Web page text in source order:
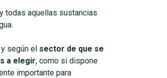
y todas aquellas sustancias
según el sector de que se
a elegir, como si dispone
importante para